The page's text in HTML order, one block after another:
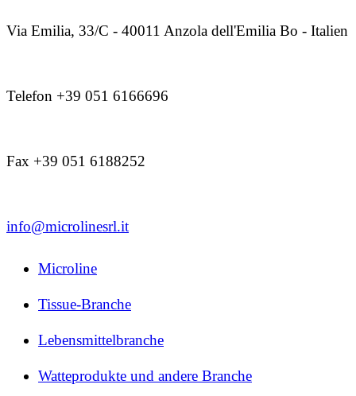
Via Emilia, 33/C - 40011 Anzola dell'Emilia Bo - Italien
Telefon +39 051 6166696
Fax +39 051 6188252
info@microlinesrl.it
Microline
Tissue-Branche
Lebensmittelbranche
Watteprodukte und andere Branche